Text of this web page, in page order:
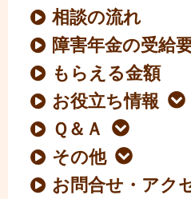
相談の流れ
障害年金の受給
もらえる金額
お役立ち情報
Ｑ＆Ａ
その他
お問合せ・アク